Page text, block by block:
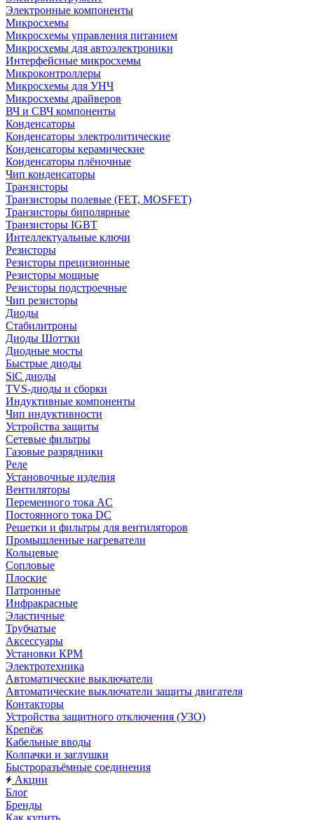
Электронные компоненты
Микросхемы
Микросхемы управления питанием
Микросхемы для автоэлектроники
Интерфейсные микросхемы
Микроконтроллеры
Микросхемы для УНЧ
Микросхемы драйверов
ВЧ и СВЧ компоненты
Конденсаторы
Конденсаторы электролитические
Конденсаторы керамические
Конденсаторы плёночные
Чип конденсаторы
Транзисторы
Транзисторы полевые (FET, MOSFET)
Транзисторы биполярные
Транзисторы IGBT
Интеллектуальные ключи
Резисторы
Резисторы прецизионные
Резисторы мощные
Резисторы подстроечные
Чип резисторы
Диоды
Стабилитроны
Диоды Шоттки
Диодные мосты
Быстрые диоды
SiC диоды
TVS-диоды и сборки
Индуктивные компоненты
Чип индуктивности
Устройства защиты
Сетевые фильтры
Газовые разрядники
Реле
Установочные изделия
Вентиляторы
Переменного тока AC
Постоянного тока DC
Решетки и фильтры для вентиляторов
Промышленные нагреватели
Кольцевые
Сопловые
Плоские
Патронные
Инфракрасные
Эластичные
Трубчатые
Аксессуары
Установки КРМ
Электротехника
Автоматические выключатели
Автоматические выключатели защиты двигателя
Контакторы
Устройства защитного отключения (УЗО)
Крепёж
Кабельные вводы
Колпачки и заглушки
Быстроразъёмные соединения
Акции
Блог
Бренды
Как купить